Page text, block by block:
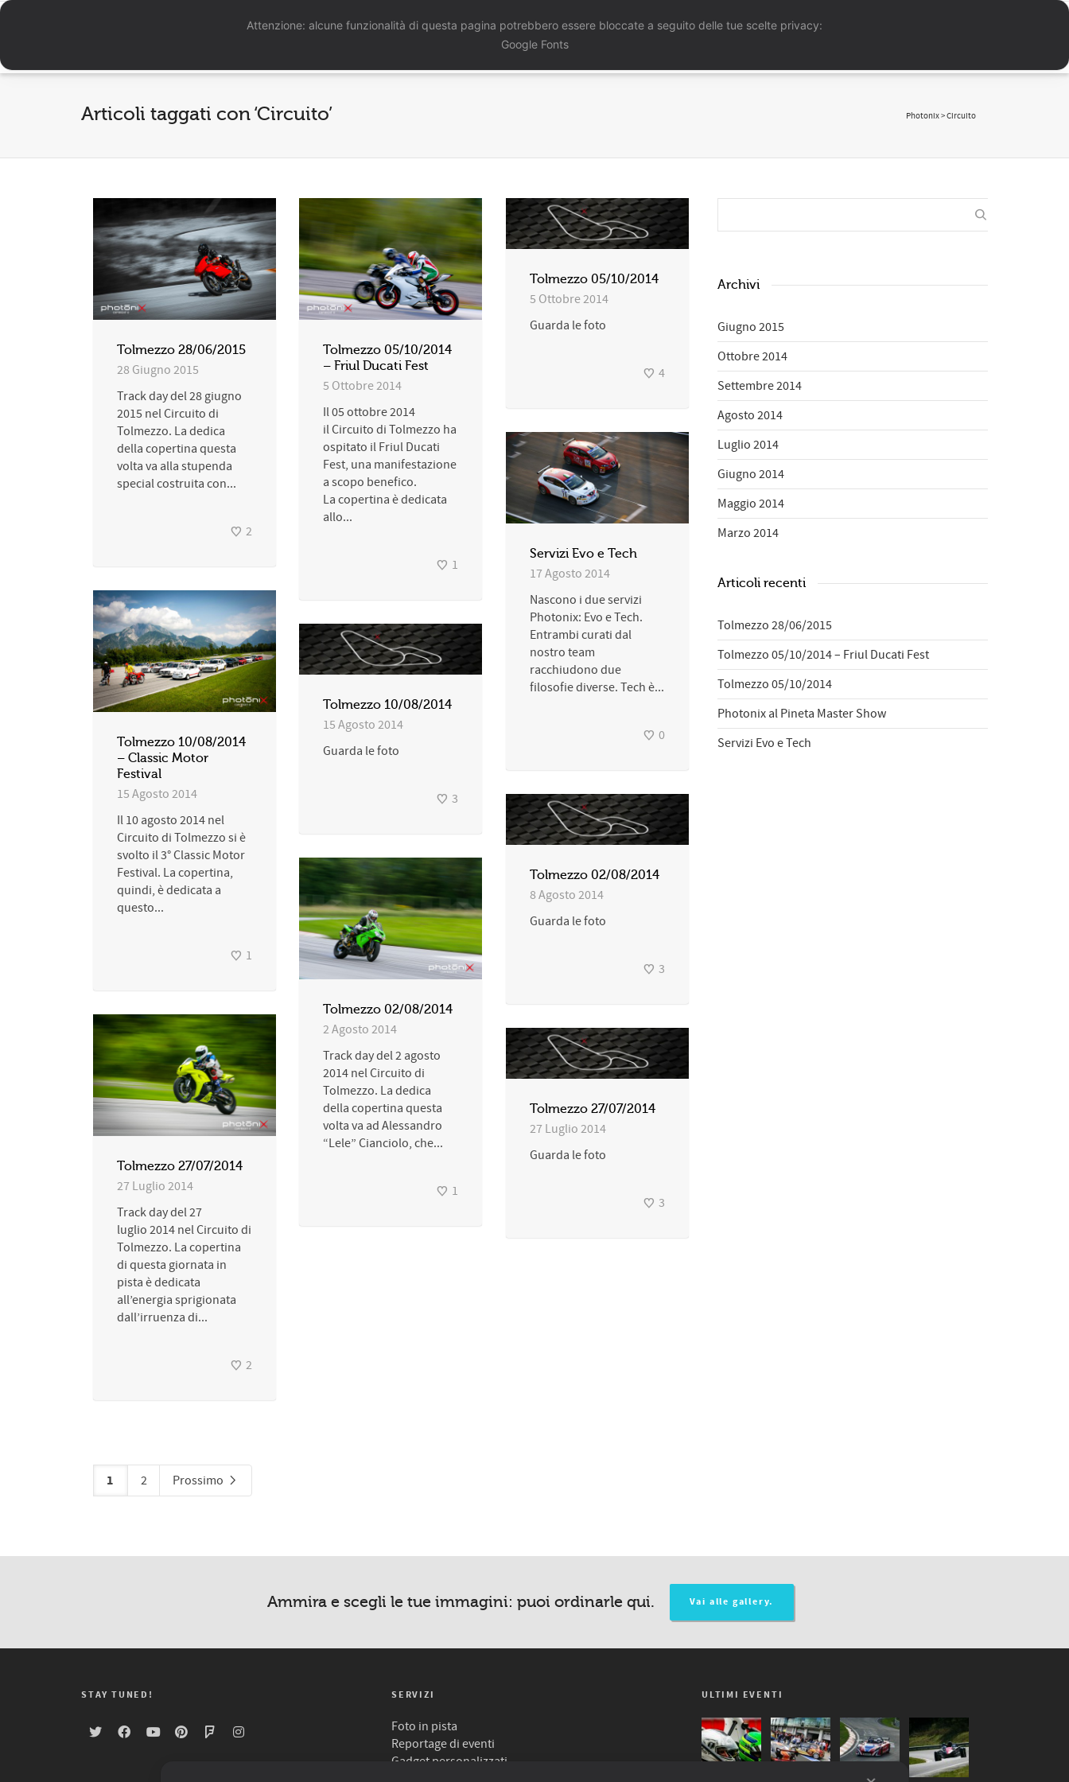
Home Chi Siamo Servizi Portfolio Reportage
Articoli taggati con ‘Circuito’ Photonix>Circuito
Tolmezzo 28/06/2015
28 Giugno 2015
Track day del 28 giugno
2015 nel Circuito di
Tolmezzo. La dedica
della copertina questa
volta va alla stupenda
special costruita con...
2
Tolmezzo 05/10/2014
– Friul Ducati Fest
5 Ottobre 2014
Il 05 ottobre 2014
il Circuito di Tolmezzo ha
ospitato il Friul Ducati
Fest, una manifestazione
a scopo benefico.
La copertina è dedicata
allo...
1
Tolmezzo 05/10/2014
5 Ottobre 2014
Guarda le foto
4
Servizi Evo e Tech
17 Agosto 2014
Nascono i due servizi
Photonix: Evo e Tech.
Entrambi curati dal
nostro team
racchiudono due
filosofie diverse. Tech è...
0
Tolmezzo 10/08/2014
– Classic Motor
Festival
15 Agosto 2014
Il 10 agosto 2014 nel
Circuito di Tolmezzo si è
svolto il 3° Classic Motor
Festival. La copertina,
quindi, è dedicata a
questo...
1
Tolmezzo 10/08/2014
15 Agosto 2014
Guarda le foto
3
Tolmezzo 02/08/2014
8 Agosto 2014
Guarda le foto
3
Tolmezzo 02/08/2014
2 Agosto 2014
Track day del 2 agosto
2014 nel Circuito di
Tolmezzo. La dedica
della copertina questa
volta va ad Alessandro
“Lele” Cianciolo, che...
1
Tolmezzo 27/07/2014
27 Luglio 2014
Track day del 27
luglio 2014 nel Circuito di
Tolmezzo. La copertina
di questa giornata in
pista è dedicata
all’energia sprigionata
dall’irruenza di...
2
Tolmezzo 27/07/2014
27 Luglio 2014
Guarda le foto
3
1 2 Prossimo
Archivi
Giugno 2015
Ottobre 2014
Settembre 2014
Agosto 2014
Luglio 2014
Giugno 2014
Maggio 2014
Marzo 2014
Articoli recenti
Tolmezzo 28/06/2015
Tolmezzo 05/10/2014 – Friul Ducati Fest
Tolmezzo 05/10/2014
Photonix al Pineta Master Show
Servizi Evo e Tech
Ammira e scegli le tue immagini: puoi ordinarle qui. Vai alle gallery.
STAY TUNED! SERVIZI
Foto in pista
Reportage di eventi
Gadget personalizzati
ULTIMI EVENTI
Attenzione: alcune funzionalità di questa pagina potrebbero essere bloccate a seguito delle tue scelte privacy:
Google Fonts